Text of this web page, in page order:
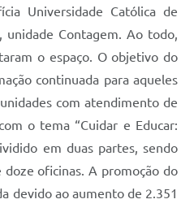
Universidade Católica de
unidade Contagem. Ao todo,
o espaço. O objetivo do
continuada para aqueles
com atendimento de
o tema “Cuidar e Educar:
em duas partes, sendo
oficinas. A promoção do
devido ao aumento de 2.351